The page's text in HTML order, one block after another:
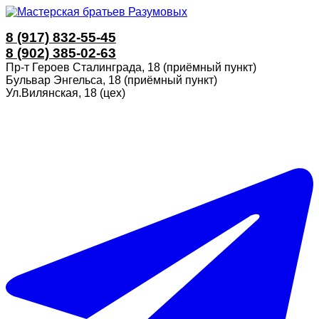
8 (917) 832-55-45
8 (902) 385-02-63
Пр-т Героев Сталинграда, 18 (приёмный пункт)
Бульвар Энгельса, 18 (приёмный пункт)
Ул.Вилянская, 18 (цех)